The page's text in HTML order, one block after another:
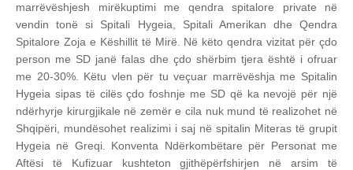
marrëvëshjesh mirëkuptimi me qendra spitalore private në
vendin tonë si Spitali Hygeia, Spitali Amerikan dhe Qendra
Spitalore Zoja e Këshillit të Mirë. Në këto qendra vizitat për çdo
person me SD janë falas dhe çdo shërbim tjera është i ofruar
me 20-30%. Këtu vlen për tu veçuar marrëvëshja me Spitalin
Hygeia sipas të cilës çdo foshnje me SD që ka nevojë për një
ndërhyrje kirurgjikale në zemër e cila nuk mund të realizohet në
Shqipëri, mundësohet realizimi i saj në spitalin Miteras të grupit
Hygeia në Greqi. Konventa Ndërkombëtare për Personat me
Aftësi të Kufizuar kushteton gjithëpërfshirjen në arsim të